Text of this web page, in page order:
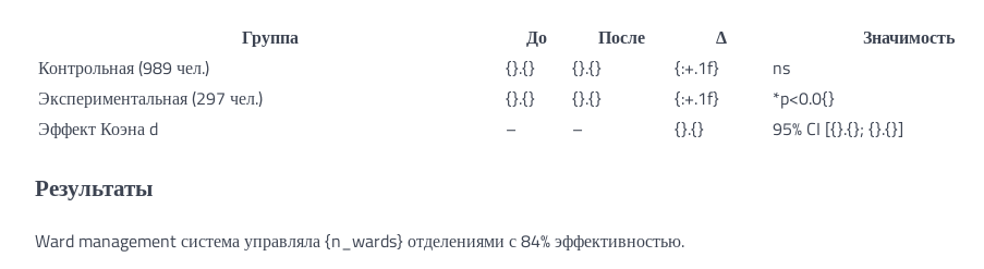
Группа До После Δ
Значимость
Контрольная (989 чел.)
{}.{} {}.{} {:+.1f}
ns
Экспериментальная (297 чел.)
{}.{} {}.{} {:+.1f}
*p<0.0{}
Эффект Коэна d
– – {}.{} 95% CI [{}.{}; {}.{}]
Результаты
Ward management система управляла {n_wards} отделениями с 84% эффективностью.